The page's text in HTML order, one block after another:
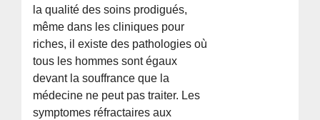
la qualité des soins prodigués,
même dans les cliniques pour
riches, il existe des pathologies où
tous les hommes sont égaux
devant la souffrance que la
médecine ne peut pas traiter. Les
symptomes réfractaires aux